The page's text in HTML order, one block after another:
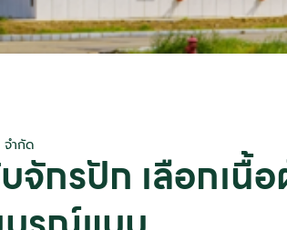
จำกัด
จักรปัก เลือกเนื้อ